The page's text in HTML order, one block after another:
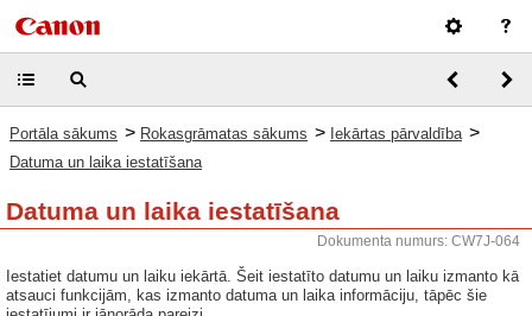
Portāla sākums > Rokasgrāmatas sākums > Iekārtas pārvaldība >
Datuma un laika iestatīšana
Datuma un laika iestatīšana
Dokumenta numurs: CW7J-064
Iestatiet datumu un laiku iekārtā. Šeit iestatīto datumu un laiku izmanto kā
atsauci funkcijām, kas izmanto datuma un laika informāciju, tāpēc šie